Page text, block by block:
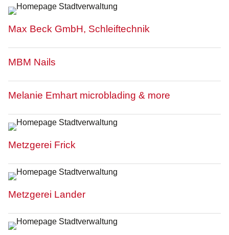
Max Beck GmbH, Schleiftechnik
MBM Nails
Melanie Emhart microblading & more
Metzgerei Frick
Metzgerei Lander